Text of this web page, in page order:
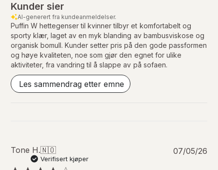
Kunder sier
AI-generert fra kundeanmeldelser.
Puffin W hettegenser til kvinner tilbyr et komfortabelt og
sporty klær, laget av en myk blanding av bambusviskose og
organisk bomull. Kunder setter pris på den gode passformen
og høye kvaliteten, noe som gjør den egnet for ulike
aktiviteter, fra vandring til å slappe av på sofaen.
Les sammendrag etter emne
Tone H.🇳🇴
Verifisert kjøper
P
07/05/26